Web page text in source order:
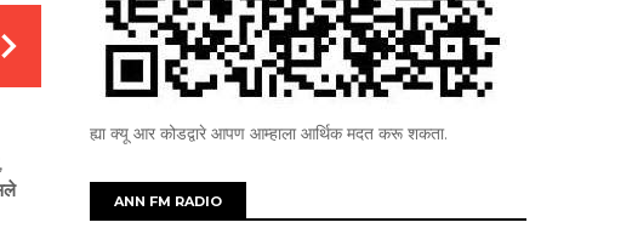
,
ह्या क्यू आर कोडद्वारे आपण आम्हाला आर्थिक मदत करू शकता.
ANN FM RADIO